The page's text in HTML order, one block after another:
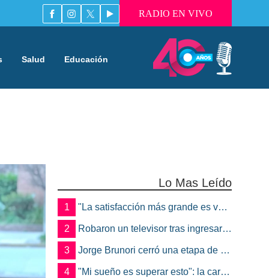
RADIO EN VIVO
Salud Educación
Lo Mas Leído
1 "La satisfacción más grande es ver a un alumno trabajando": Jorge Vicente se jubiló luego de 38 años en el IPET51
2 Robaron un televisor tras ingresar a un quincho en una vivienda de Marcos Juárez
3 Jorge Brunori cerró una etapa de 41 años en el INTA: “Me voy de mi casa para irme a mi casa”
4 "Mi sueño es superar esto": la carrera de Mateo contra el tiempo por un trasplante